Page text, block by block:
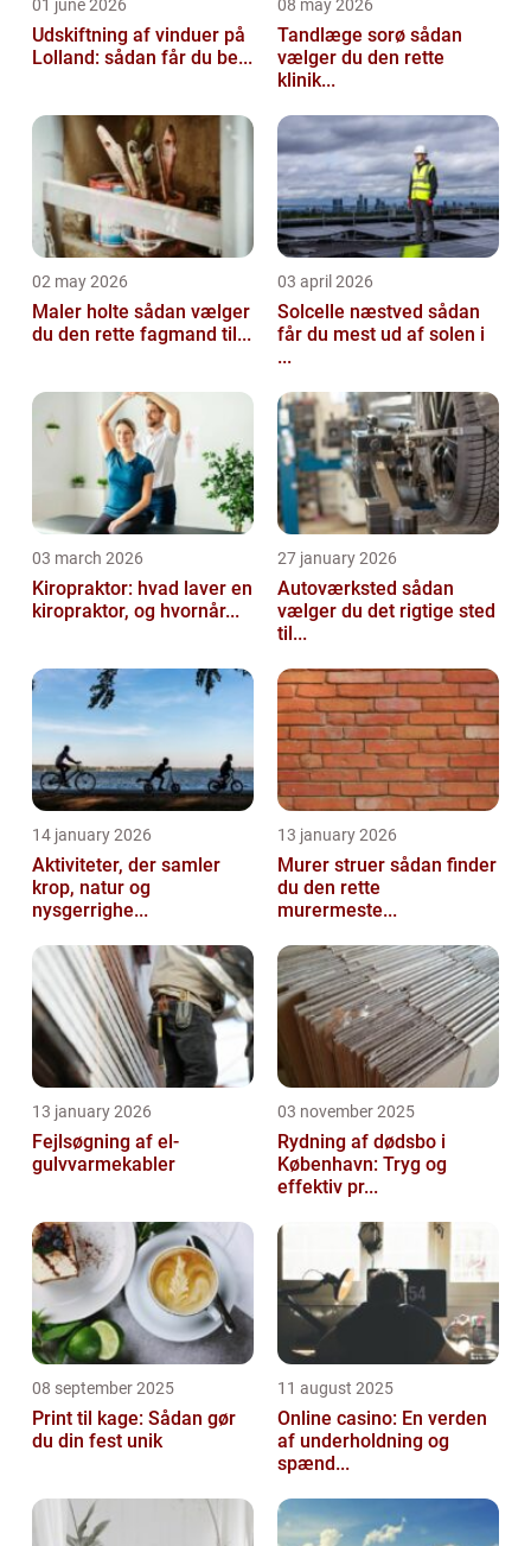
01 june 2026
Udskiftning af vinduer på
Lolland: sådan får du be...
08 may 2026
Tandlæge sorø sådan
vælger du den rette
klinik...
02 may 2026
Maler holte sådan vælger
du den rette fagmand til...
03 april 2026
Solcelle næstved sådan
får du mest ud af solen i
...
03 march 2026
Kiropraktor: hvad laver en
kiropraktor, og hvornår...
27 january 2026
Autoværksted sådan
vælger du det rigtige sted
til...
14 january 2026
Aktiviteter, der samler
krop, natur og
nysgerrighe...
13 january 2026
Murer struer sådan finder
du den rette
murermeste...
13 january 2026
Fejlsøgning af el-
gulvvarmekabler
03 november 2025
Rydning af dødsbo i
København: Tryg og
effektiv pr...
08 september 2025
Print til kage: Sådan gør
du din fest unik
11 august 2025
Online casino: En verden
af underholdning og
spænd...